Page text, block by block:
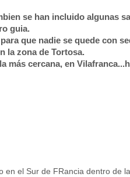
se han incluido algunas
guia.
que nadie se quede con
la zona de Tortosa.
más cercana, en
en el Sur de FRancia dentro de la